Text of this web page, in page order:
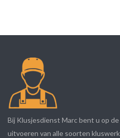
Bij Klusjesdienst Marc bent u op
uitvoeren van alle soorten